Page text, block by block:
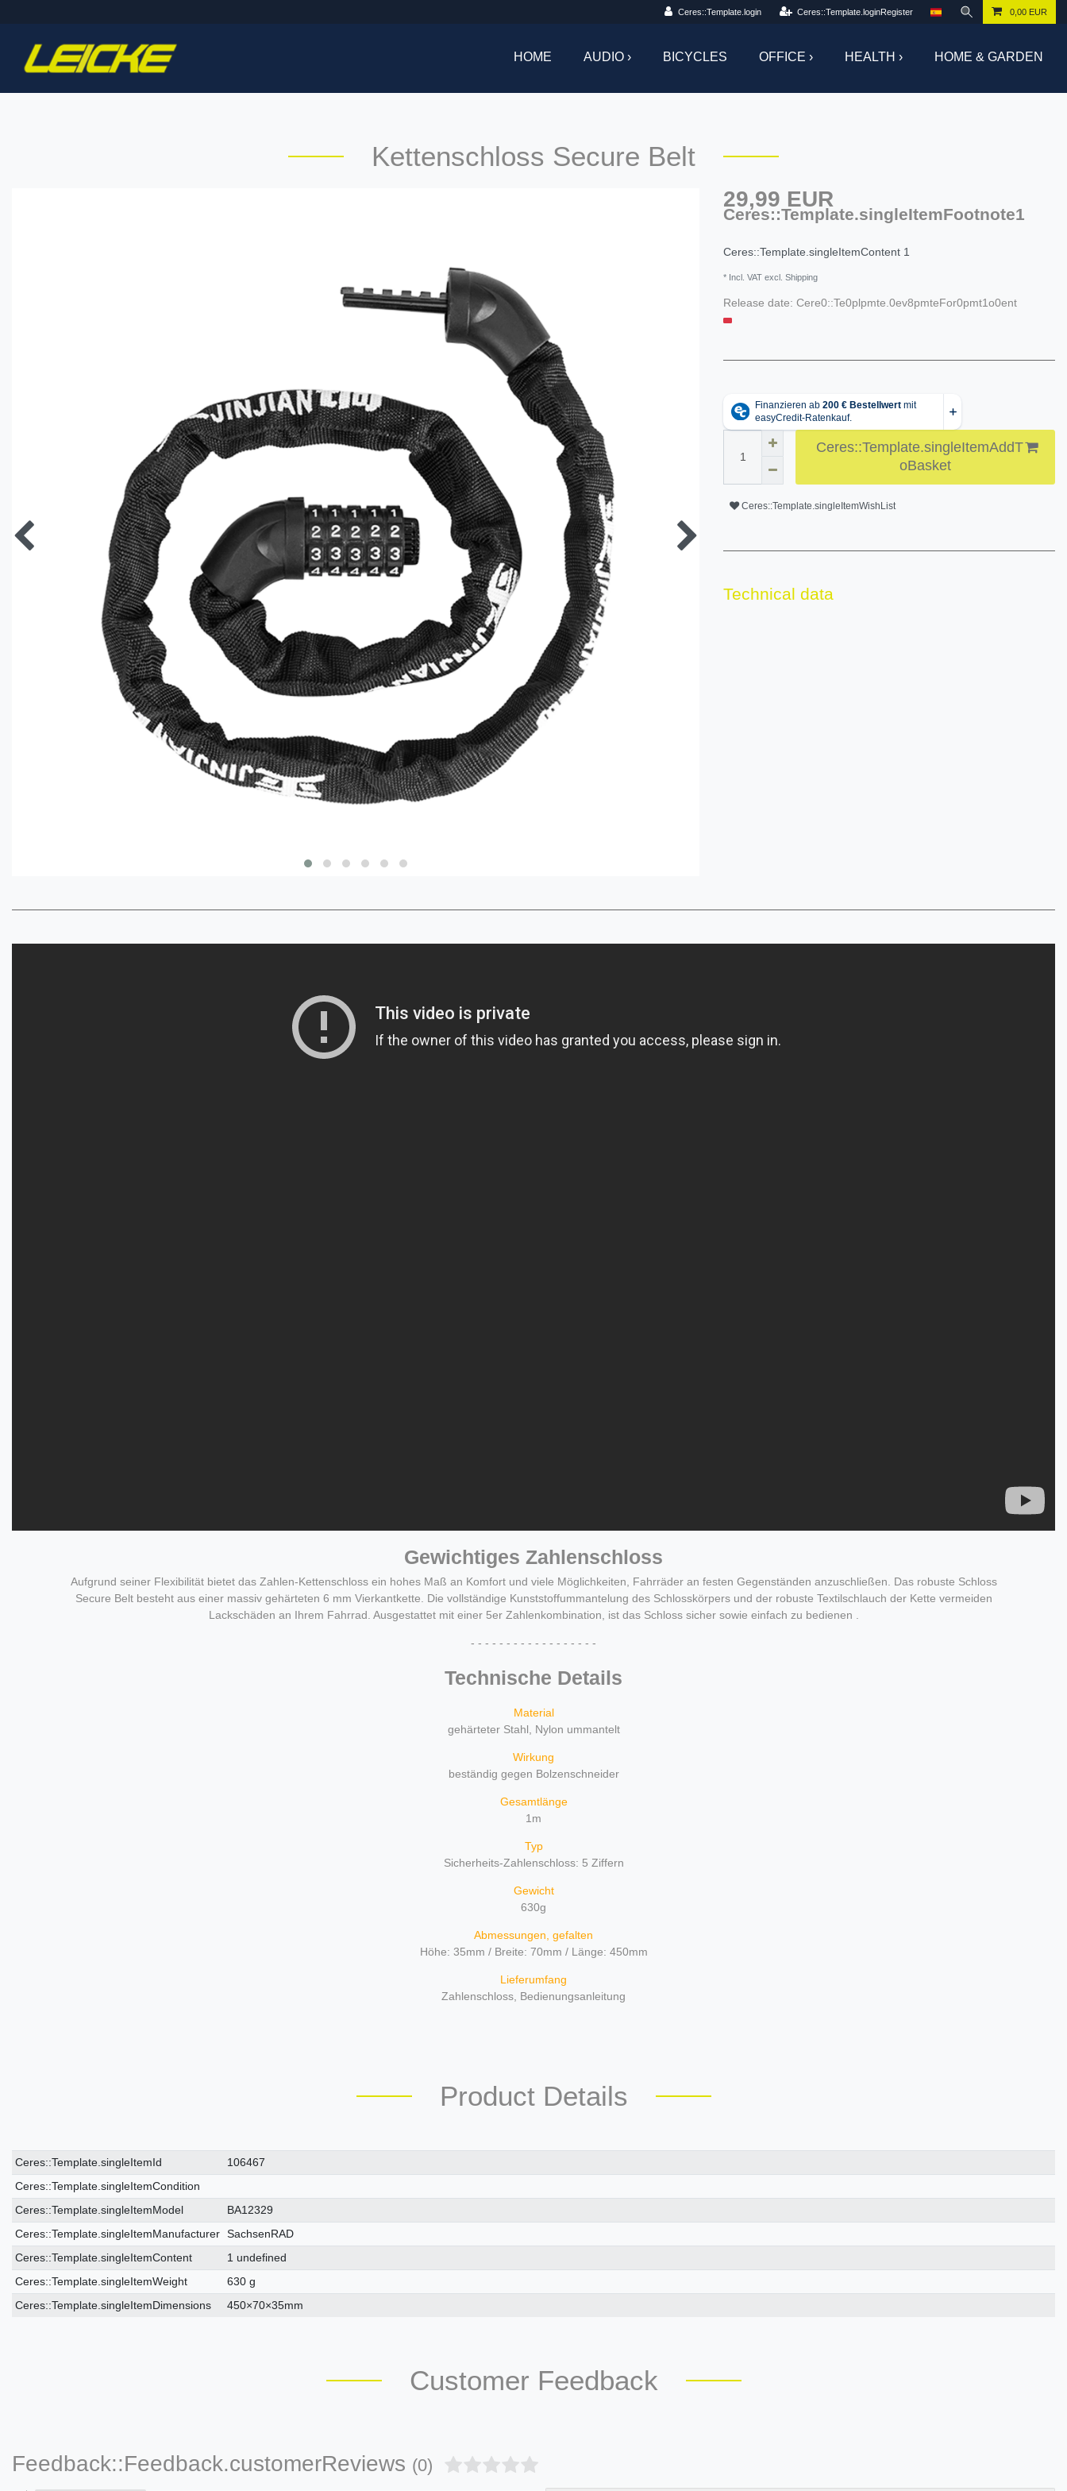
Ceres::Template.login Ceres::Template.loginRegister 0,00 EUR
HOME AUDIO › BICYCLES OFFICE › HEALTH › HOME & GARDEN
Kettenschloss Secure Belt
29,99 EUR
Ceres::Template.singleItemFootnote1
Ceres::Template.singleItemContent 1
* Incl. VAT excl. Shipping
Release date: Cere0::Te0plpmte.0ev8pmteFor0pmt1o0ent
Ceres::Template.singleItemAddT
oBasket
Ceres::Template.singleItemWishList
Technical data
Gewichtiges Zahlenschloss
Aufgrund seiner Flexibilität bietet das Zahlen-Kettenschloss ein hohes Maß an Komfort und viele Möglichkeiten, Fahrräder an festen Gegenständen anzuschließen. Das robuste Schloss
Secure Belt besteht aus einer massiv gehärteten 6 mm Vierkantkette. Die vollständige Kunststoffummantelung des Schlosskörpers und der robuste Textilschlauch der Kette vermeiden
Lackschäden an Ihrem Fahrrad. Ausgestattet mit einer 5er Zahlenkombination, ist das Schloss sicher sowie einfach zu bedienen .
- - - - - - - - - - - - - - - - - -
Technische Details
Material
gehärteter Stahl, Nylon ummantelt
Wirkung
beständig gegen Bolzenschneider
Gesamtlänge
1m
Typ
Sicherheits-Zahlenschloss: 5 Ziffern
Gewicht
630g
Abmessungen, gefalten
Höhe: 35mm / Breite: 70mm / Länge: 450mm
Lieferumfang
Zahlenschloss, Bedienungsanleitung
Product Details
Ceres::Template.singleItemTechnicalDataAttribute
Ceres::Template.singleItemTechnicalDataValue
Ceres::Template.singleItemId
106467
Ceres::Template.singleItemCondition
Ceres::Template.singleItemModel
BA12329
Ceres::Template.singleItemManufacturer SachsenRAD
Ceres::Template.singleItemContent
1 undefined
Ceres::Template.singleItemWeight
630 g
Ceres::Template.singleItemDimensions
450×70×35mm
Customer Feedback
Feedback::Feedback.customerReviews (0)